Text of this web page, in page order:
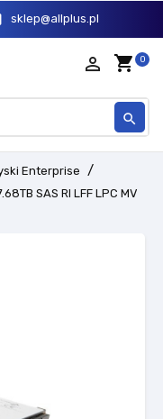
sklep@allplus.pl
shopping_cart 0
person_outline
search
Enterprise
SAS RI LFF LPC MV